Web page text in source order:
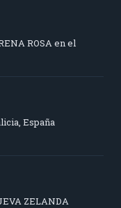
ROSA en el
España
ZELANDA